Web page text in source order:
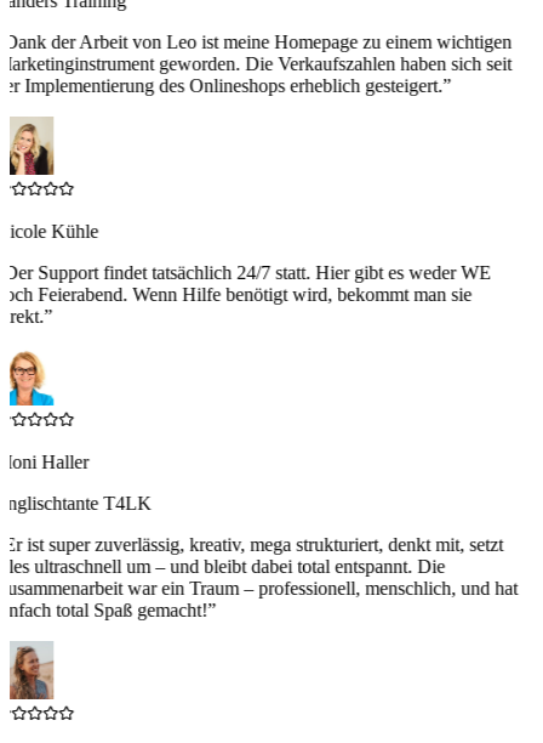
Dank der Arbeit von Leo ist meine Homepage zu einem wichtigen
geworden. Die Verkaufszahlen haben sich seit
Implementierung des Onlineshops erheblich gesteigert.”
Kühle
Der Support findet tatsächlich 24/7 statt. Hier gibt es weder WE
Feierabend. Wenn Hilfe benötigt wird, bekommt man sie
”
Haller
T4LK
Er ist super zuverlässig, kreativ, mega strukturiert, denkt mit, setzt
ultraschnell um – und bleibt dabei total entspannt. Die
war ein Traum – professionell, menschlich, und hat
total Spaß gemacht!”